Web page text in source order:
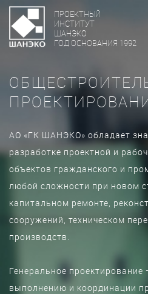
ПРОЕКТНЫЙ
ИНСТИТУТ
ШАНЭКО
ГОД ОСНОВАНИЯ 1992
АО «ГК ШАНЭКО» обладает
разработке проектной и
объектов гражданского и
любой сложности при новом
капитальном ремонте,
сооружений, техническом
производств.
Генеральное
выполнению и координации